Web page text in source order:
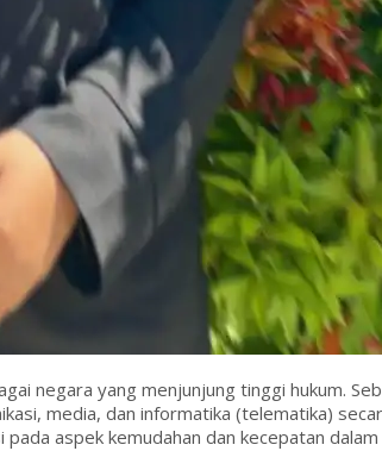
negara yang menjunjung tinggi hukum.
media, dan informatika (telematika)
aspek kemudahan dan kecepatan